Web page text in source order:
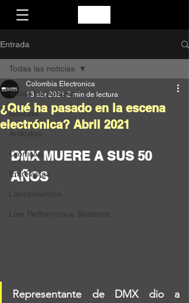
Entrada
Todas las noticias
Noticias
Artículos
Crónicas
Entrevistas
Live Performance Sessions
Todas las noticias
¿Qué ha pasado en la escena
electrónica? Abril 2021
Colombia Electronica
13 abr 2021 2 min de lectura
DMX MUERE A SUS 50
AÑOS
Representante de DMX dio a